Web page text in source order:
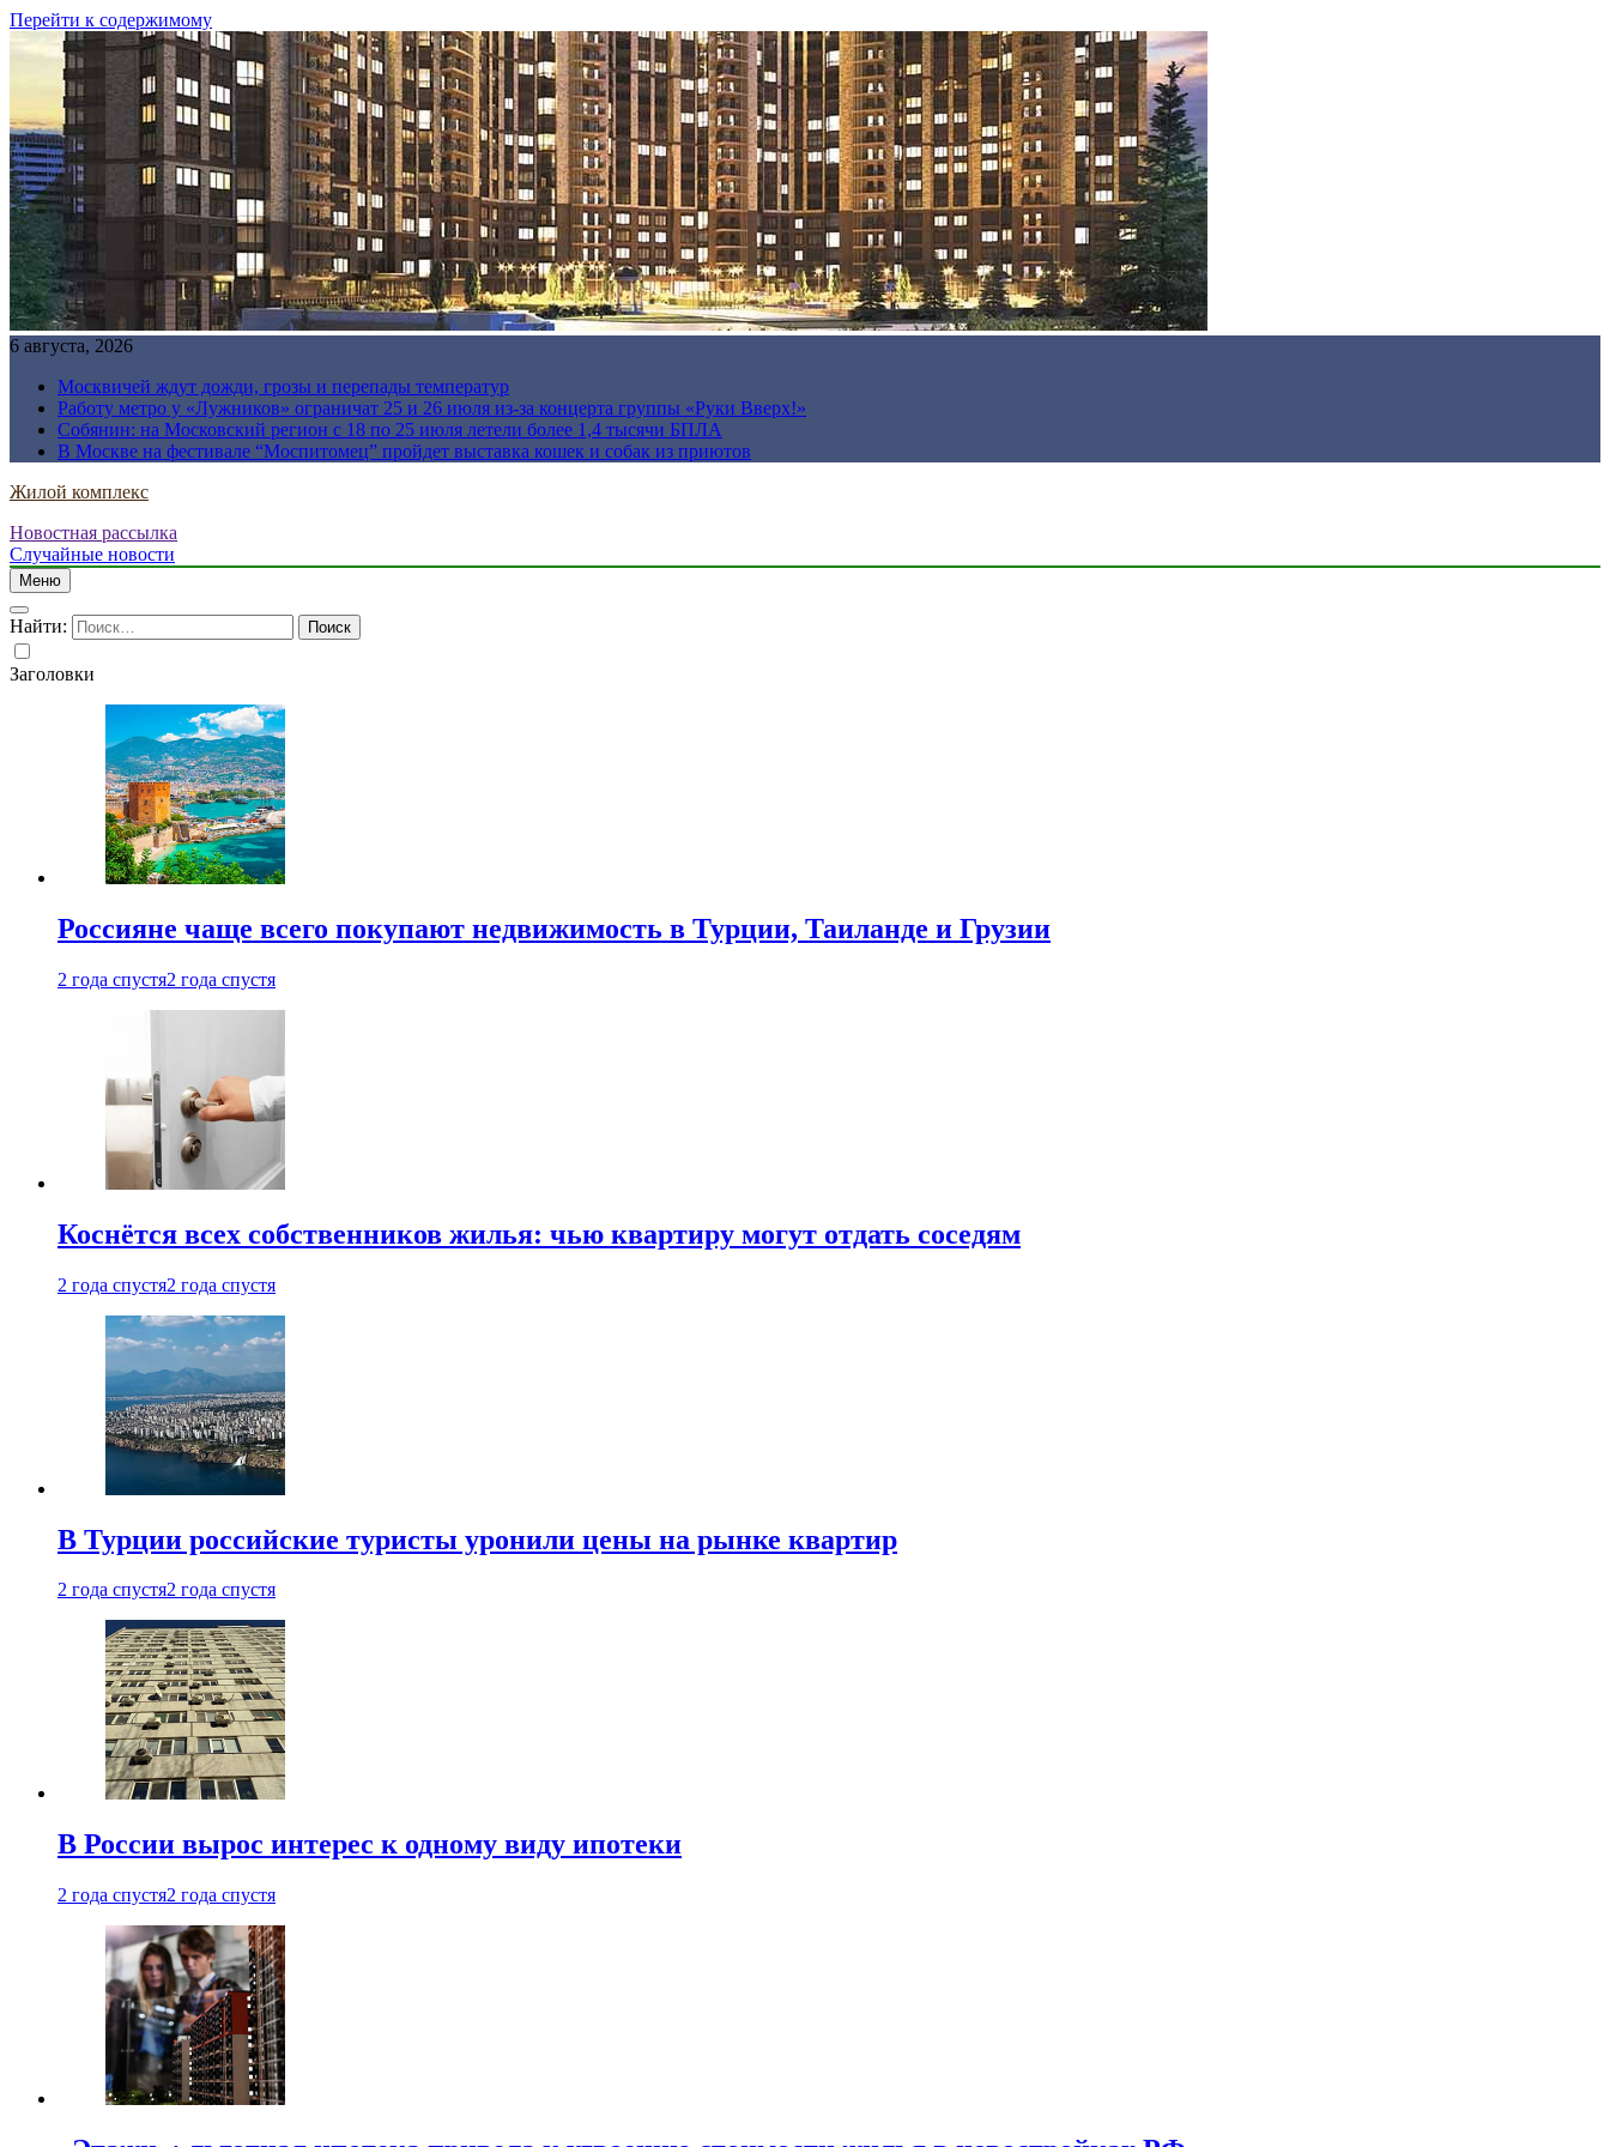
Перейти к содержимому
6 августа, 2026
Москвичей ждут дожди, грозы и перепады температур
Работу метро у «Лужников» ограничат 25 и 26 июля из-за концерта группы «Руки Вверх!»
Собянин: на Московский регион с 18 по 25 июля летели более 1,4 тысячи БПЛА
В Москве на фестивале “Моспитомец” пройдет выставка кошек и собак из приютов
Жилой комплекс
Новостная рассылка
Случайные новости
Меню
Найти:
Заголовки
Россияне чаще всего покупают недвижимость в Турции, Таиланде и Грузии
2 года спустя2 года спустя
Коснётся всех собственников жилья: чью квартиру могут отдать соседям
2 года спустя2 года спустя
В Турции российские туристы уронили цены на рынке квартир
2 года спустя2 года спустя
В России вырос интерес к одному виду ипотеки
2 года спустя2 года спустя